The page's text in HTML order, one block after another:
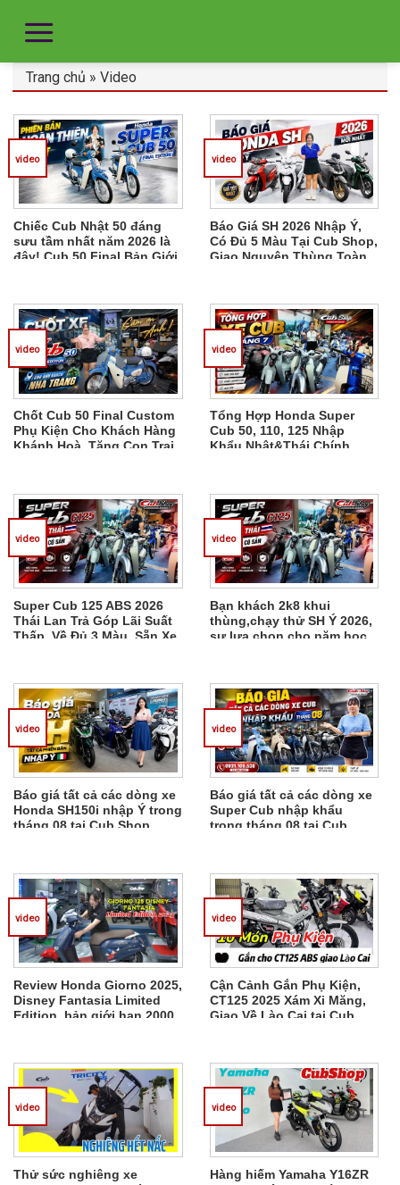
Trang chủ » Video
Chiếc Cub Nhật 50 đáng
sưu tầm nhất năm 2026 là
đây! Cub 50 Final Bản Giới
video
Báo Giá SH 2026 Nhập Ý,
Có Đủ 5 Màu Tại Cub Shop,
Giao Nguyên Thùng Toàn
video
Chốt Cub 50 Final Custom
Phụ Kiện Cho Khách Hàng
Khánh Hoà, Tặng Con Trai
video
Tổng Hợp Honda Super
Cub 50, 110, 125 Nhập
Khẩu Nhật&Thái Chính
video
Super Cub 125 ABS 2026
Thái Lan Trả Góp Lãi Suất
Thấp, Về Đủ 3 Màu, Sẵn Xe
video
Bạn khách 2k8 khui
thùng,chạy thử SH Ý 2026,
sự lựa chọn cho năm học
video
Báo giá tất cả các dòng xe
Honda SH150i nhập Ý trong
tháng 08 tại Cub Shop.
video
Báo giá tất cả các dòng xe
Super Cub nhập khẩu
trong tháng 08 tại Cub
video
Review Honda Giorno 2025,
Disney Fantasia Limited
Edition, bản giới hạn 2000
video
Cận Cảnh Gắn Phụ Kiện,
CT125 2025 Xám Xi Măng,
Giao Về Lào Cai tại Cub
video
Thử sức nghiêng xe
video
Hàng hiếm Yamaha Y16ZR
video